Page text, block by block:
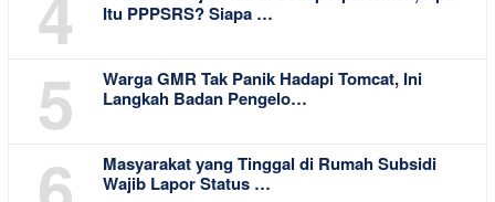
Itu PPPSRS? Siapa …
5
Warga GMR Tak Panik Hadapi Tomcat, Ini
Langkah Badan Pengelo…
Masyarakat yang Tinggal di Rumah Subsidi
Wajib Lapor Status …